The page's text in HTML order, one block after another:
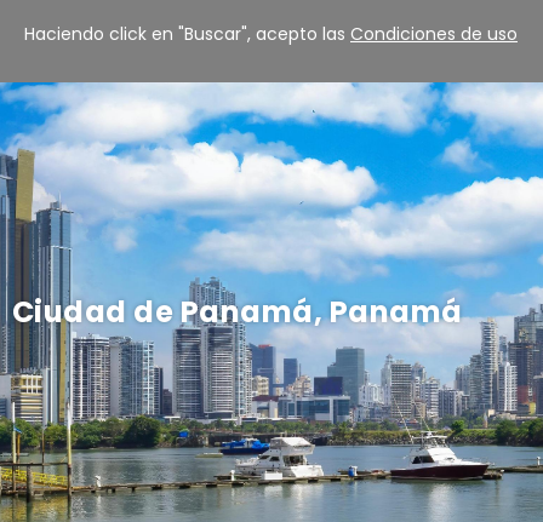
Ciudad de Panamá, Panamá
Haciendo click en "Buscar", acepto las Condiciones de uso